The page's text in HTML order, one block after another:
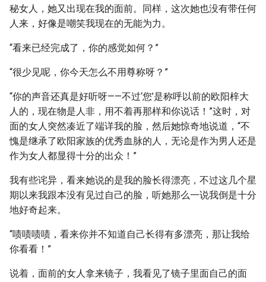
秘女人，她又出现在我的面前。同样，这次她也没有带任何
人来，好像是嘲笑我现在的无能为力。
“看来已经完成了，你的感觉如何？”
“很少见呢，你今天怎么不用尊称呀？”
“你的声音还真是好听呀——不过‘您’是称呼以前的欧阳梓大
人的，现在物是人非，用不着再那样和你说话！”这时，对
面的女人突然凑近了端详我的脸，然后她惊奇地说道，“不
愧是继承了欧阳家族的优秀血脉的人，无论是作为男人还是
作为女人都显得十分的出众！”
我有些诧异，看来她说的是我的脸长得漂亮，不过这几个星
期以来我跟本没有见过自己的脸，听她那么一说我倒是十分
地好奇起来。
“啧啧啧啧，看来你并不知道自己长得有多漂亮，那让我给
你看看！”
说着，面前的女人拿来镜子，我看见了镜子里面自己的面